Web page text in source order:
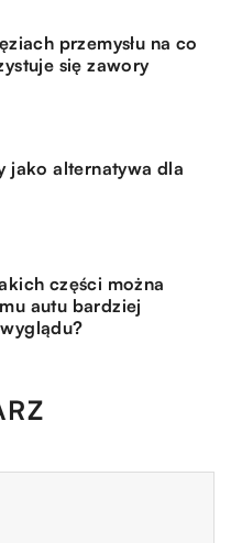
przemysłu na co
się zawory
jako alternatywa dla
części można
autu bardziej